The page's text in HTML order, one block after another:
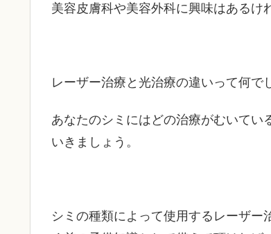
美容皮膚科や美容外科に興味はあるけ
レーザー治療と光治療の違いって何で
あなたのシミにはどの治療がむいてい
いきましょう。
シミの種類によって使用するレーザ